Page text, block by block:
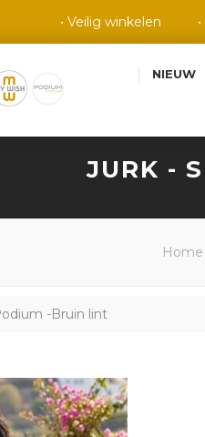
• Veilig winkelen
NIEUW
Home
-Bruin lint
JURK -